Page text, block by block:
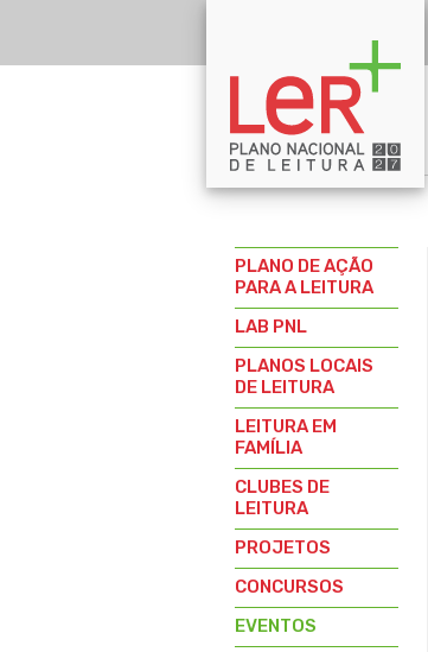
PLANO DE AÇÃO
PARA A LEITURA
LAB PNL
PLANOS LOCAIS
DE LEITURA
LEITURA EM
FAMÍLIA
CLUBES DE
LEITURA
PROJETOS
CONCURSOS
EVENTOS